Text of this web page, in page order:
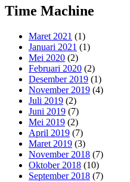
Time Machine
Maret 2021 (1)
Januari 2021 (1)
Mei 2020 (2)
Februari 2020 (2)
Desember 2019 (1)
November 2019 (4)
Juli 2019 (2)
Juni 2019 (7)
Mei 2019 (2)
April 2019 (7)
Maret 2019 (3)
November 2018 (7)
Oktober 2018 (10)
September 2018 (7)